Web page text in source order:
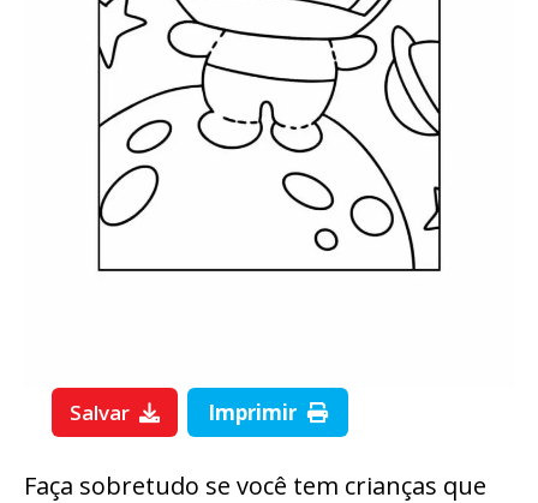
Salvar Imprimir
Faça sobretudo se você tem crianças que